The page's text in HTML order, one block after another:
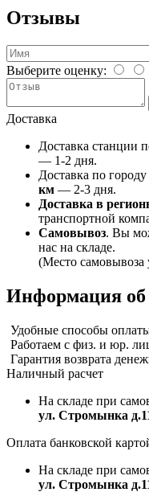
Отзывы
Выберите оценку:
Доставка
Доставка станции
— 1-2 дня.
Доставка по городу
км — 2-3 дня.
Доставка в
транспортной
Самовывоз. Вы
нас на складе.
(Место самовывоза
Информация об
Удобные способы
Работаем с физ. и юр.
Гарантия возврата
Наличный расчет
На складе при
ул. Стромынка
Оплата банковской
На складе при
ул. Стромынка